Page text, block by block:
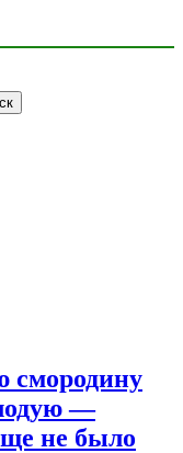
смородину
—
не было